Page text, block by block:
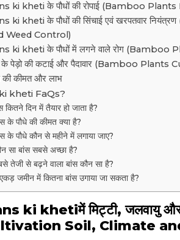
ki kheti के पौधों की रोपाई (Bamboo
ki kheti के पौधों की सिंचाई एवं खरपतवार
Weed Control)
ki kheti के पौधों में लगने वाले रोग (Bamboo
के पेड़ो की कटाई और पैदावार (Bamboo Plants
की कीमत और लाभ
kheti FaQs?
कितने दिन में तैयार हो जाता है?
के पौधे की कीमत क्या है?
के पौधे कौन से महीने में लगाया जाए?
सा बांस सबसे अच्छा है?
तेजी से बढ़ने वाला बांस कौन सा है?
जमीन में कितना बांस उगाया जा सकता है?
ki khetiमें मिट्टी, जलवायु
Soil, Climate